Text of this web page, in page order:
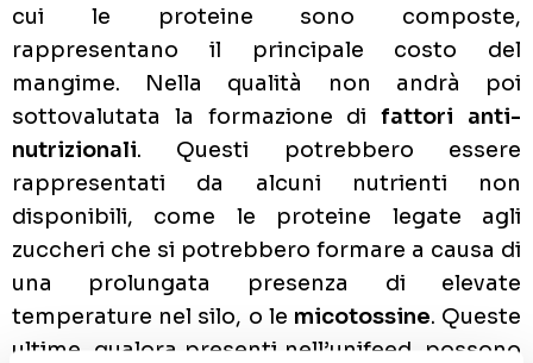
cui le proteine sono composte,
rappresentano il principale costo del
mangime. Nella qualità non andrà poi
sottovalutata la formazione difattori anti-
nutrizionali. Questi potrebbero essere
rappresentati da alcuni nutrienti non
disponibili, come le proteine legate agli
zuccheri che si potrebbero formare a causa di
una prolungata presenza di elevate
temperature nel silo, o le micotossine. Queste
ultime, qualora presenti nell’unifeed, possono